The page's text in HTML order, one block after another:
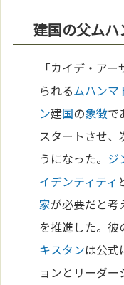
建国の父ム
「カイデ・ア
られるムハンマ
ン建国の象徴で
スタートさせ、
うになった。 ジ
イデンティティ
家が必要だと考
を推進した。彼
キスタンは公式
ョンとリーダー